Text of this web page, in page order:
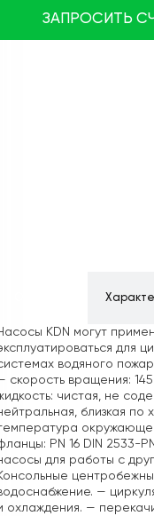
ЗАПРОСИТЬ
KDN могут
для
водяного
скорость вращения:
чистая, не
близкая по
PN 16 DIN 2533-
для работы с
—
охлаждения. —